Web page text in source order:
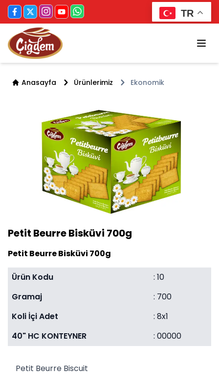
TR
Anasayfa Ürünlerimiz Ekonomik
Petit Beurre Bisküvi 700g
Petit Beurre Bisküvi 700g
Ürün Kodu
: 10
Gramaj
: 700
Koli İçi Adet
: 8x1
40" HC KONTEYNER
: 00000
Petit Beurre Biscuit